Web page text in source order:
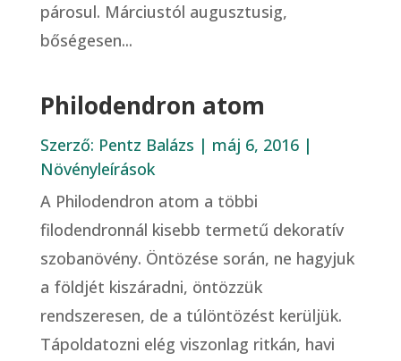
párosul. Márciustól augusztusig,
bőségesen...
Philodendron atom
Szerző: Pentz Balázs | máj 6, 2016|
Növényleírások
A Philodendron atom a többi
filodendronnál kisebb termetű dekoratív
szobanövény. Öntözése során, ne hagyjuk
a földjét kiszáradni, öntözzük
rendszeresen, de a túlöntözést kerüljük.
Tápoldatozni elég viszonlag ritkán, havi